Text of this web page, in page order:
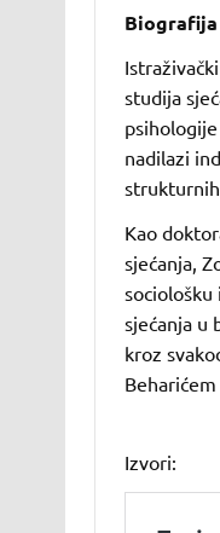
Biografija
studija
nadilazi
Kao
sjećanja,
sjećanja u
kroz
Izvori: